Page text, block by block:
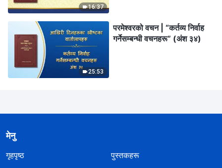
16:37
25:53
परमेश्‍वरको वचन | “कर्तव्य निर्वाह
गर्नेसम्बन्धी वचनहरू” (अंश ३४)
मेनु
गृहपृष्ठ
पुस्तकहरू